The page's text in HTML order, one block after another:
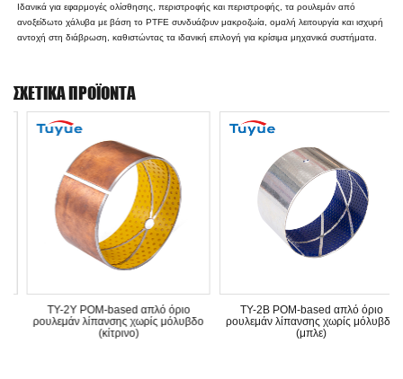
Ιδανικά για εφαρμογές ολίσθησης, περιστροφής και περιστροφής, τα ρουλεμάν από
ανοξείδωτο χάλυβα με βάση το PTFE συνδυάζουν μακροζωία, ομαλή λειτουργία και ισχυρή
αντοχή στη διάβρωση, καθιστώντας τα ιδανική επιλογή για κρίσιμα μηχανικά συστήματα.
ΣΧΕΤΙΚΆ ΠΡΟΪΌΝΤΑ
TY-2Y POM-based απλό όριο
ρουλεμάν λίπανσης χωρίς μόλυβδο
(κίτρινο)
TY-2B POM-based απλό όριο
ρουλεμάν λίπανσης χωρίς μόλυβδο
(μπλε)